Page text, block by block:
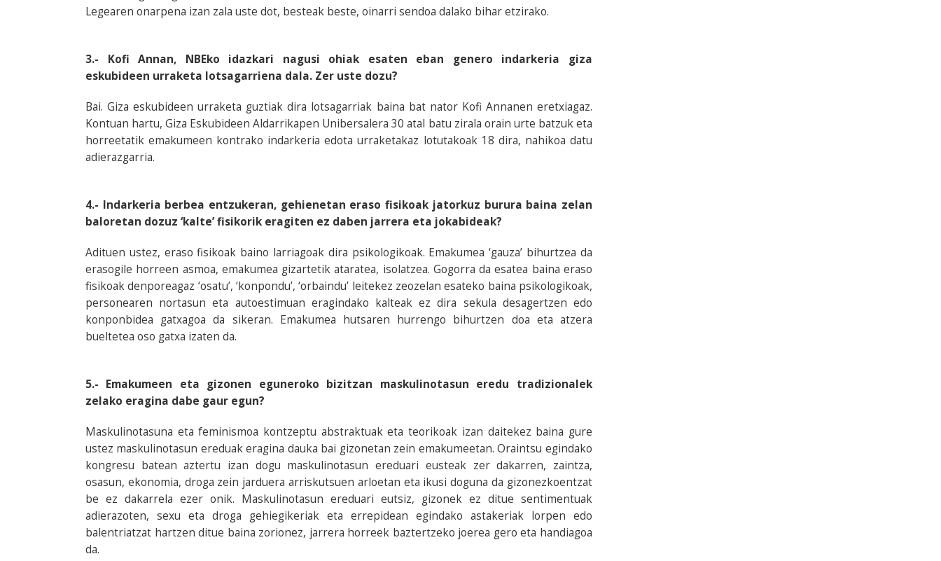
Legearen onarpena izan zala uste dot, besteak beste, oinarri sendoa dalako bihar etzirako.
3.- Kofi Annan, NBEko idazkari nagusi ohiak esaten eban genero indarkeria giza
eskubideen urraketa lotsagarriena dala. Zer uste dozu?
Bai. Giza eskubideen urraketa guztiak dira lotsagarriak baina bat nator Kofi Annanen eretxiagaz.
Kontuan hartu, Giza Eskubideen Aldarrikapen Unibersalera 30 atal batu zirala orain urte batzuk eta
horreetatik emakumeen kontrako indarkeria edota urraketakaz lotutakoak 18 dira, nahikoa datu
adierazgarria.
4.- Indarkeria berbea entzukeran, gehienetan eraso fisikoak jatorkuz burura baina zelan
baloretan dozuz ‘kalte’ fisikorik eragiten ez daben jarrera eta jokabideak?
Adituen ustez, eraso fisikoak baino larriagoak dira psikologikoak. Emakumea ‘gauza’ bihurtzea da
erasogile horreen asmoa, emakumea gizartetik ataratea, isolatzea. Gogorra da esatea baina eraso
fisikoak denporeagaz ‘osatu’, ‘konpondu’, ‘orbaindu’ leitekez zeozelan esateko baina psikologikoak,
personearen nortasun eta autoestimuan eragindako kalteak ez dira sekula desagertzen edo
konponbidea gatxagoa da sikeran. Emakumea hutsaren hurrengo bihurtzen doa eta atzera
bueltetea oso gatxa izaten da.
5.- Emakumeen eta gizonen eguneroko bizitzan maskulinotasun eredu tradizionalek
zelako eragina dabe gaur egun?
Maskulinotasuna eta feminismoa kontzeptu abstraktuak eta teorikoak izan daitekez baina gure
ustez maskulinotasun ereduak eragina dauka bai gizonetan zein emakumeetan. Oraintsu egindako
kongresu batean aztertu izan dogu maskulinotasun ereduari eusteak zer dakarren, zaintza,
osasun, ekonomia, droga zein jarduera arriskutsuen arloetan eta ikusi doguna da gizonezkoentzat
be ez dakarrela ezer onik. Maskulinotasun ereduari eutsiz, gizonek ez ditue sentimentuak
adierazoten, sexu eta droga gehiegikeriak eta errepidean egindako astakeriak lorpen edo
balentriatzat hartzen ditue baina zorionez, jarrera horreek baztertzeko joerea gero eta handiagoa
da.